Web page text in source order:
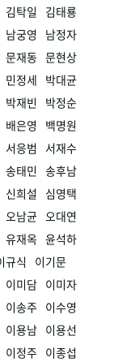
김탁일
김태룡
남궁영
남정자
문재동 문현상
민정세 박대균
박재빈
박정순
배은영
백명원
서응범
서재수
송태민 송후남
신희설
심영택
오남균 오대연
유재옥 윤석하
규식
이기문
이미담 이미자
이송주 이수영
이용남 이용선
이정주 이종섭